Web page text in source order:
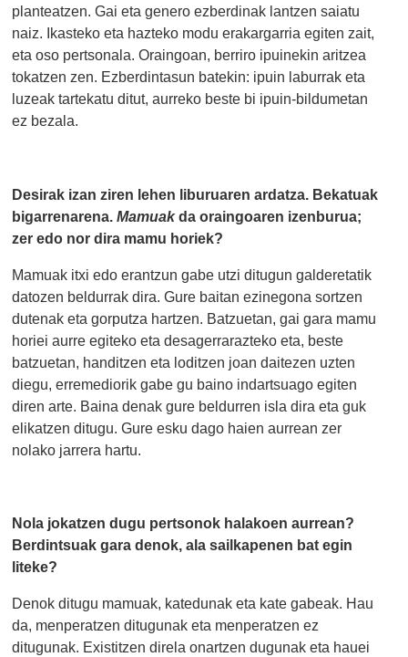
planteatzen. Gai eta genero ezberdinak lantzen saiatu
naiz. Ikasteko eta hazteko modu erakargarria egiten zait,
eta oso pertsonala. Oraingoan, berriro ipuinekin aritzea
tokatzen zen. Ezberdintasun batekin: ipuin laburrak eta
luzeak tartekatu ditut, aurreko beste bi ipuin-bildumetan
ez bezala.
Desirak izan ziren lehen liburuaren ardatza. Bekatuak
bigarrenarena.Mamuakda oraingoaren izenburua;
zer edo nor dira mamu horiek?
Mamuak itxi edo erantzun gabe utzi ditugun galderetatik
datozen beldurrak dira. Gure baitan ezinegona sortzen
dutenak eta gorputza hartzen. Batzuetan, gai gara mamu
horiei aurre egiteko eta desagerrarazteko eta, beste
batzuetan, handitzen eta loditzen joan daitezen uzten
diegu, erremediorik gabe gu baino indartsuago egiten
diren arte. Baina denak gure beldurren isla dira eta guk
elikatzen ditugu. Gure esku dago haien aurrean zer
nolako jarrera hartu.
Nola jokatzen dugu pertsonok halakoen aurrean?
Berdintsuak gara denok, ala sailkapenen bat egin
liteke?
Denok ditugu mamuak, katedunak eta kate gabeak. Hau
da, menperatzen ditugunak eta menperatzen ez
ditugunak. Existitzen direla onartzen dugunak eta hauei